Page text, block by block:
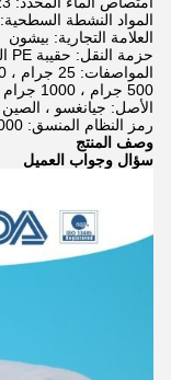
المواد النشطة السطحية: 2 مم كحد أقصى
العلامة التجارية: بيشون
حزمة النقل: حقيبة PE الداخلية ؛الكرتون الخارجي
500 جرام ، 1000 جرام ، 4000 جرام
الأصل: جيانغسو ، الصين
رمز النظام المنسق: 5601210000
وصف المنتج
سؤال وجواب العميل